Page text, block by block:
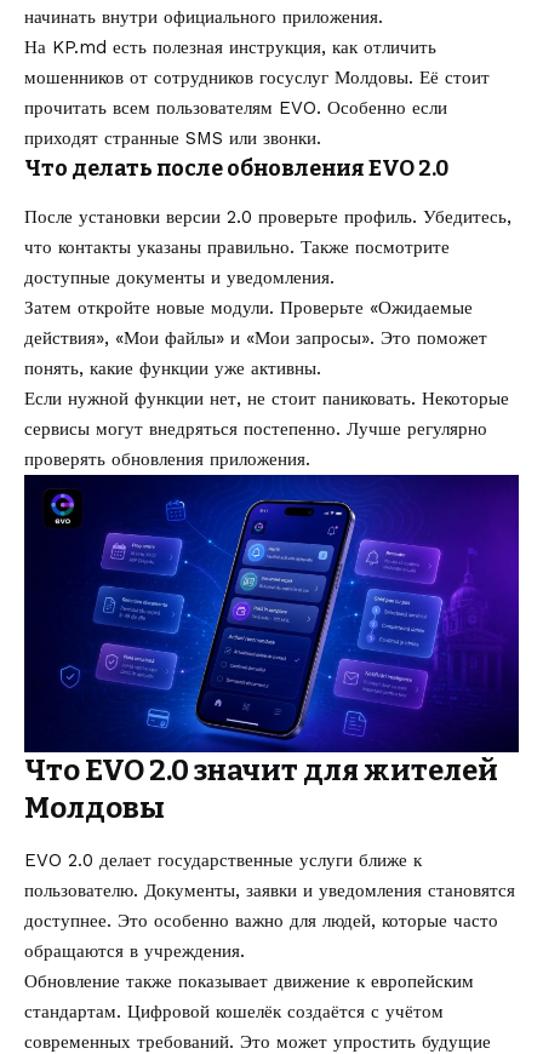
начинать внутри официального приложения.
На KP.md есть полезная инструкция, как отличить
мошенников от сотрудников госуслуг Молдовы. Её стоит
прочитать всем пользователям EVO. Особенно если
приходят странные SMS или звонки.
Что делать после обновления EVO 2.0
После установки версии 2.0 проверьте профиль. Убедитесь,
что контакты указаны правильно. Также посмотрите
доступные документы и уведомления.
Затем откройте новые модули. Проверьте «Ожидаемые
действия», «Мои файлы» и «Мои запросы». Это поможет
понять, какие функции уже активны.
Если нужной функции нет, не стоит паниковать. Некоторые
сервисы могут внедряться постепенно. Лучше регулярно
проверять обновления приложения.
Что EVO 2.0 значит для жителей
Молдовы
EVO 2.0 делает государственные услуги ближе к
пользователю. Документы, заявки и уведомления становятся
доступнее. Это особенно важно для людей, которые часто
обращаются в учреждения.
Обновление также показывает движение к европейским
стандартам. Цифровой кошелёк создаётся с учётом
современных требований. Это может упростить будущие